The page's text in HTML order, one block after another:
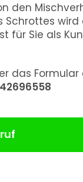
den
für Sie als
das